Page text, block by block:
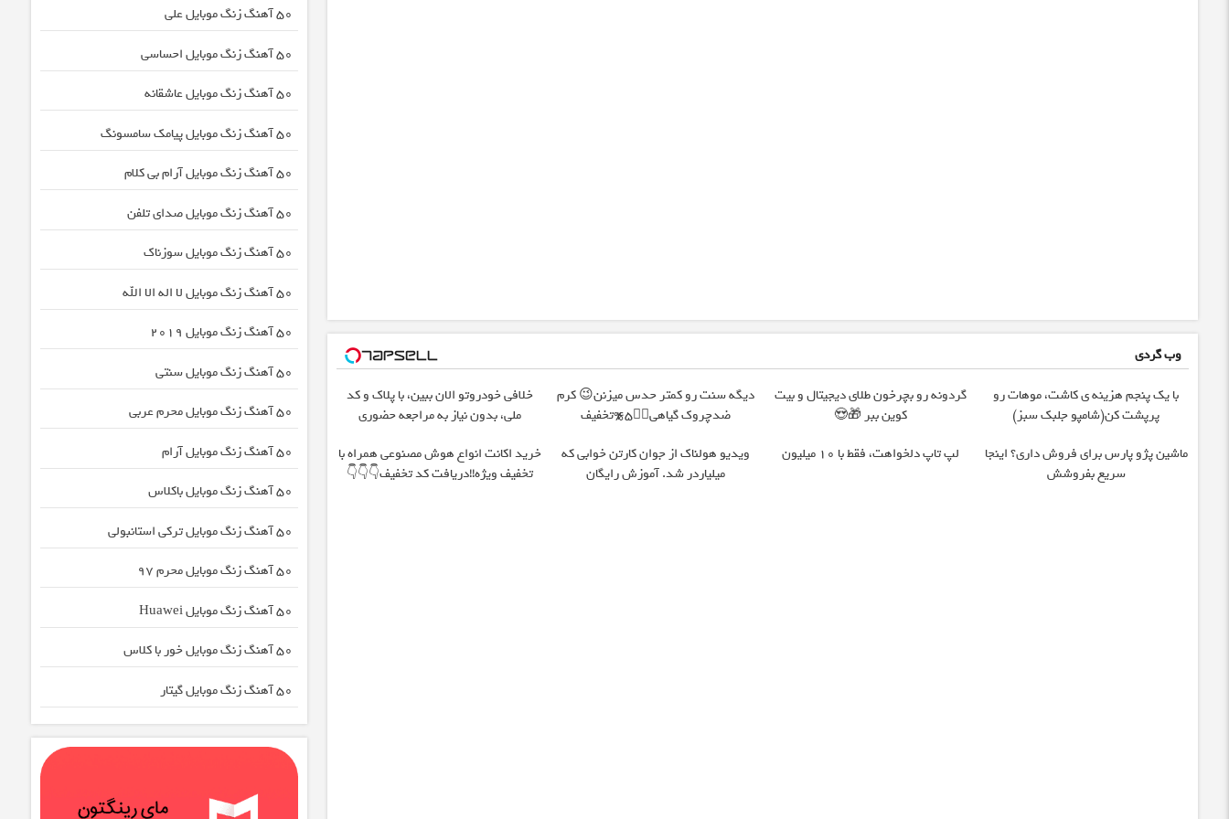
وب گردی
با یک پنجم هزینه ی کاشت، موهات رو
پرپشت کن(شامپو جلبک سبز)
گردونه رو بچرخون طلای دیجیتال و بیت
کوین ببر 🎁😍
دیگه سنت رو کمتر حدس میزنن😉 کرم
ضدچروک گیاهی👈🏻45%تخفیف
خلافی خودروتو الان ببین، با پلاک و کد
ملی، بدون نیاز به مراجعه حضوری
ماشین پژو پارس برای فروش داری؟ اینجا
سریع بفروشش
لپ تاپ دلخواهت، فقط با 10 میلیون
ویدیو هولناک از جوان کارتن خوابی که
میلیاردر شد. آموزش رایگان
خرید اکانت انواع هوش مصنوعی همراه با
تخفیف ویژه!!دریافت کد تخفیف👇👇👇
50 آهنگ زنگ موبایل علی
50 آهنگ زنگ موبایل احساسی
50 آهنگ زنگ موبایل عاشقانه
50 آهنگ زنگ موبایل پیامک سامسونگ
50 آهنگ زنگ موبایل آرام بی کلام
50 آهنگ زنگ موبایل صدای تلفن
50 آهنگ زنگ موبایل سوزناک
50 آهنگ زنگ موبایل لا اله الا الله
50 آهنگ زنگ موبایل 2019
50 آهنگ زنگ موبایل سنتی
50 آهنگ زنگ موبایل محرم عربی
50 آهنگ زنگ موبایل آرام
50 آهنگ زنگ موبایل باکلاس
50 آهنگ زنگ موبایل ترکی استانبولی
50 آهنگ زنگ موبایل محرم ۹7
50 آهنگ زنگ موبایل Huawei
50 آهنگ زنگ موبایل خور با کلاس
50 آهنگ زنگ موبایل گیتار